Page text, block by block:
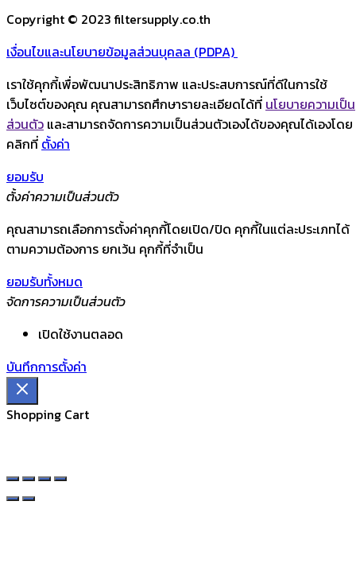
Copyright © 2023 filtersupply.co.th
เงื่อนไขและนโยบายข้อมูลส่วนบุคลล (PDPA)
เราใช้คุกกี้เพื่อพัฒนาประสิทธิภาพ และประสบการณ์ที่ดีในการใช้
เว็บไซต์ของคุณ คุณสามารถศึกษารายละเอียดได้ที่ นโยบายความเป็น
ส่วนตัว และสามารถจัดการความเป็นส่วนตัวเองได้ของคุณได้เองโดย
คลิกที่ ตั้งค่า
ยอมรับ
ตั้งค่าความเป็นส่วนตัว
คุณสามารถเลือกการตั้งค่าคุกกี้โดยเปิด/ปิด คุกกี้ในแต่ละประเภทได้
ตามความต้องการ ยกเว้น คุกกี้ที่จำเป็น
ยอมรับทั้งหมด
จัดการความเป็นส่วนตัว
เปิดใช้งานตลอด
บันทึกการตั้งค่า
Shopping Cart